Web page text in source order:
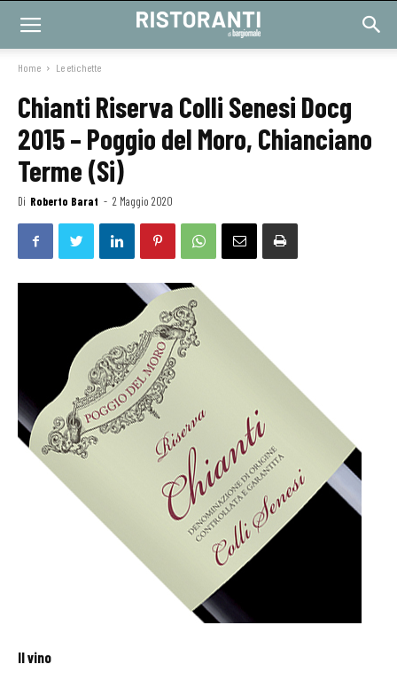
Home Le etichette
Chianti Riserva Colli Senesi Docg
2015 – Poggio del Moro, Chianciano
Terme (Si)
Di Roberto Barat - 2 Maggio 2020
Il vino